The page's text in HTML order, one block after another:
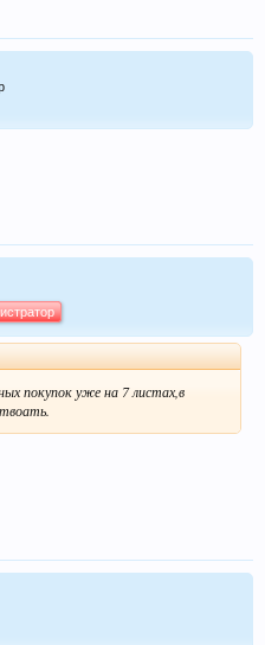
покупок уже на 7 листах,в